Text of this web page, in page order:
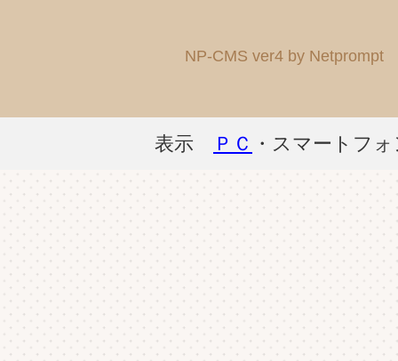
NP-CMS ver4 by Netprompt
表示 ＰＣ ・スマートフ